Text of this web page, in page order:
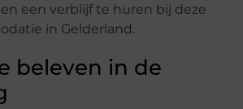
een verblijf te huren bij deze
in Gelderland.
beleven in de